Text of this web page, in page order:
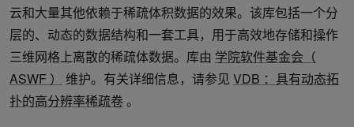
云和大量其他依赖于稀疏体积数据的效果。该库包括一个分
层的、动态的数据结构和一套工具，用于高效地存储和操作
三维网格上离散的稀疏体数据。库由 学院软件基金会（
ASWF ）
维护。有关详细信息，请参见 VDB ：具有动态拓
扑的高分辨率稀疏卷。